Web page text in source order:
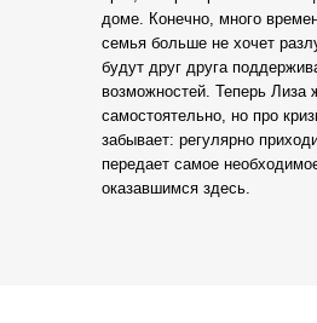
доме. Конечно, много
семья больше не хочет
будут друг друга
возможностей. Теперь Лиза
самостоятельно, но про
забывает: регулярно
передает самое
оказавшимся здесь.